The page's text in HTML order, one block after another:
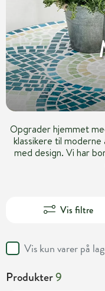
Opgrader hjemmet
klassikere til
med design. Vi har
Vis filtre
Vis kun varer på
Produkter9